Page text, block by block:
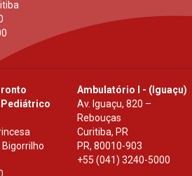
Bigorrilho
Ambulatório I - (Iguaçu)
Av. Iguaçu, 820 –
Rebouças
Curitiba, PR
PR, 80010-903
+55 (041) 3240-5000